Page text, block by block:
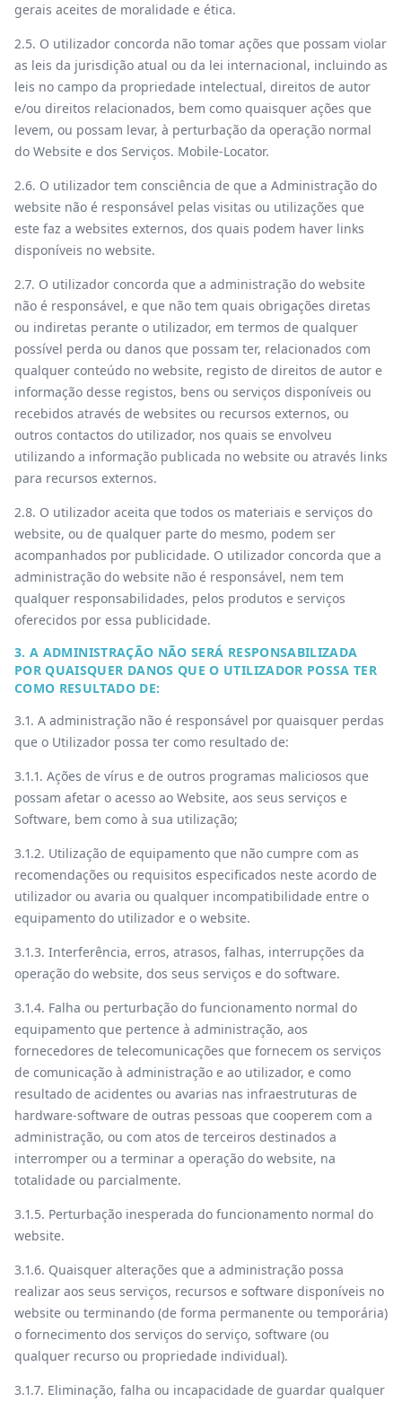
gerais aceites de moralidade e ética.
2.5. O utilizador concorda não tomar ações que possam violar
as leis da jurisdição atual ou da lei internacional, incluindo as
leis no campo da propriedade intelectual, direitos de autor
e/ou direitos relacionados, bem como quaisquer ações que
levem, ou possam levar, à perturbação da operação normal
do Website e dos Serviços. Mobile-Locator.
2.6. O utilizador tem consciência de que a Administração do
website não é responsável pelas visitas ou utilizações que
este faz a websites externos, dos quais podem haver links
disponíveis no website.
2.7. O utilizador concorda que a administração do website
não é responsável, e que não tem quais obrigações diretas
ou indiretas perante o utilizador, em termos de qualquer
possível perda ou danos que possam ter, relacionados com
qualquer conteúdo no website, registo de direitos de autor e
informação desse registos, bens ou serviços disponíveis ou
recebidos através de websites ou recursos externos, ou
outros contactos do utilizador, nos quais se envolveu
utilizando a informação publicada no website ou através links
para recursos externos.
2.8. O utilizador aceita que todos os materiais e serviços do
website, ou de qualquer parte do mesmo, podem ser
acompanhados por publicidade. O utilizador concorda que a
administração do website não é responsável, nem tem
qualquer responsabilidades, pelos produtos e serviços
oferecidos por essa publicidade.
3. A ADMINISTRAÇÃO NÃO SERÁ RESPONSABILIZADA
POR QUAISQUER DANOS QUE O UTILIZADOR POSSA TER
COMO RESULTADO DE:
3.1. A administração não é responsável por quaisquer perdas
que o Utilizador possa ter como resultado de:
3.1.1. Ações de vírus e de outros programas maliciosos que
possam afetar o acesso ao Website, aos seus serviços e
Software, bem como à sua utilização;
3.1.2. Utilização de equipamento que não cumpre com as
recomendações ou requisitos especificados neste acordo de
utilizador ou avaria ou qualquer incompatibilidade entre o
equipamento do utilizador e o website.
3.1.3. Interferência, erros, atrasos, falhas, interrupções da
operação do website, dos seus serviços e do software.
3.1.4. Falha ou perturbação do funcionamento normal do
equipamento que pertence à administração, aos
fornecedores de telecomunicações que fornecem os serviços
de comunicação à administração e ao utilizador, e como
resultado de acidentes ou avarias nas infraestruturas de
hardware-software de outras pessoas que cooperem com a
administração, ou com atos de terceiros destinados a
interromper ou a terminar a operação do website, na
totalidade ou parcialmente.
3.1.5. Perturbação inesperada do funcionamento normal do
website.
3.1.6. Quaisquer alterações que a administração possa
realizar aos seus serviços, recursos e software disponíveis no
website ou terminando (de forma permanente ou temporária)
o fornecimento dos serviços do serviço, software (ou
qualquer recurso ou propriedade individual).
3.1.7. Eliminação, falha ou incapacidade de guardar qualquer